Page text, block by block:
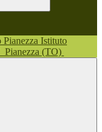
Istituto
Pianezza (TO)